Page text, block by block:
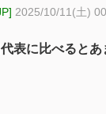
2025/10/11(土)
表に比べると